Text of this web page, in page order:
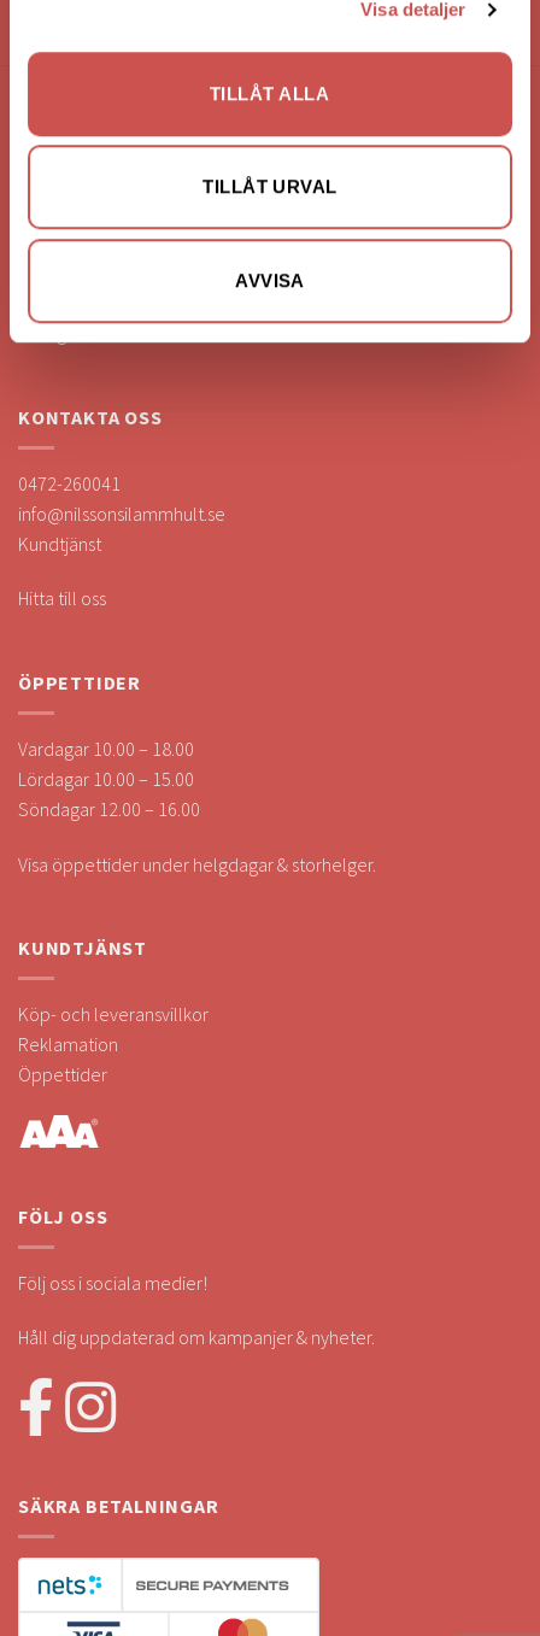
Visa detaljer
TILLÅT ALLA
TILLÅT URVAL
AVVISA
Nilssons Möbler i Lammhult
N. Fabriksgatan 2
363 44 Lammhult
KONTAKTA OSS
0472-260041
info@nilssonsilammhult.se
Kundtjänst
Hitta till oss
ÖPPETTIDER
Vardagar 10.00 – 18.00
Lördagar 10.00 – 15.00
Söndagar 12.00 – 16.00
Visa öppettider under helgdagar & storhelger.
KUNDTJÄNST
Köp- och leveransvillkor
Reklamation
Öppettider
FÖLJ OSS
Följ oss i sociala medier!
Håll dig uppdaterad om kampanjer & nyheter.
SÄKRA BETALNINGAR